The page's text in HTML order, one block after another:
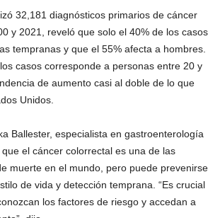
32,181 diagnósticos primarios de cáncer
y 2021, reveló que solo el 40% de los casos
tempranas y que el 55% afecta a hombres.
casos corresponde a personas entre 20 y
de aumento casi al doble de lo que
Unidos.
Ballester, especialista en gastroenterología
el cáncer colorrectal es una de las
muerte en el mundo, pero puede prevenirse
de vida y detección temprana. “Es crucial
los factores de riesgo y accedan a